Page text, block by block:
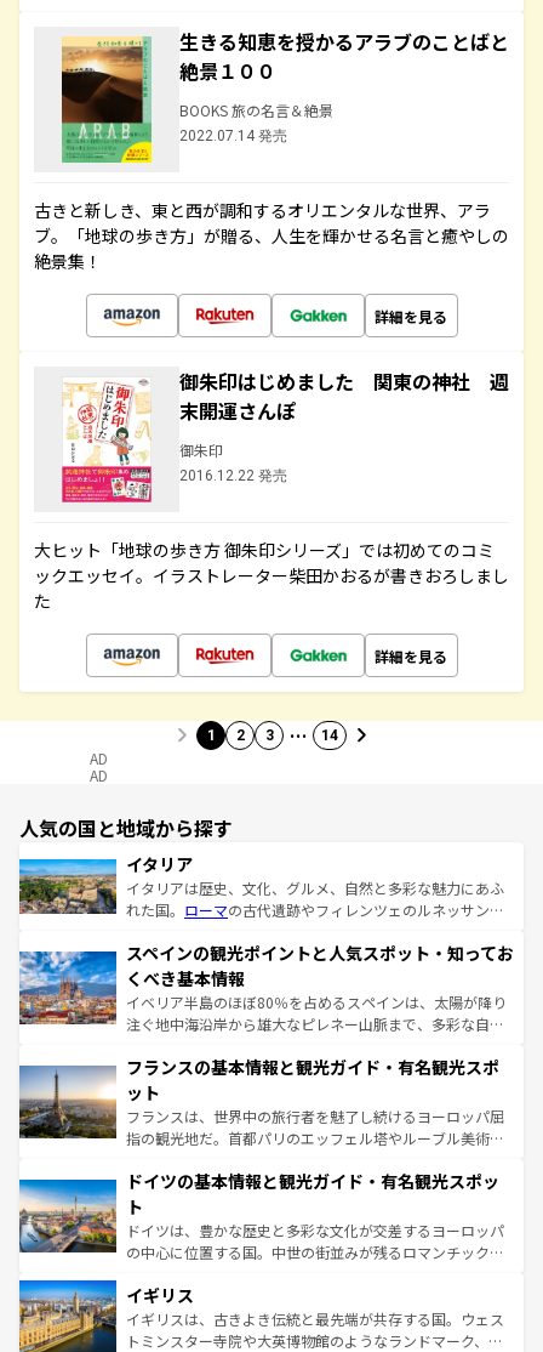
生きる知恵を授かるアラブのことばと
絶景１００
BOOKS 旅の名言＆絶景
2022.07.14 発売
古きと新しき、東と西が調和するオリエンタルな世界、アラ
ブ。「地球の歩き方」が贈る、人生を輝かせる名言と癒やしの
絶景集！
詳細を見る
御朱印はじめました 関東の神社 週
末開運さんぽ
御朱印
2016.12.22 発売
大ヒット「地球の歩き方 御朱印シリーズ」では初めてのコミ
ックエッセイ。イラストレーター柴田かおるが書きおろしまし
た
詳細を見る
1 2 3 … 14
AD
AD
人気の国と地域から探す
イタリア
イタリアは歴史、文化、グルメ、自然と多彩な魅力にあふ
れた国。 ローマの古代遺跡やフィレンツェのルネッサンス
ろん、トスカーナの美しい田園風景やアマルフィ海岸の絶
景など、自然景観も見逃せない。観光の合間には、本場の
ピザやパスタなど、絶品のイタリア料理を堪能することも
できる。朝目覚めてから夜眠るまで、すべての瞬間を楽し
なお、新着のイタリア情報はコンテンツ一覧を参照してほ
しい。
スペインの観光ポイントと人気スポット・知ってお
くべき基本情報
イベリア半島のほぼ80％を占めるスペインは、太陽が降り
注ぐ地中海沿岸から雄大なピレネー山脈まで、多彩な自然
文化が根付くこの国では、情熱的なフラメンコ、熱気あふ
れる闘牛、そして美味しいタパスが生活の一部となってい
る。首都マドリードの洗練された雰囲気や、バルセロナの
アートに溢れた街角から、地方では古代ローマ遺跡や中世
せる。地方によって風土や気候が異なるスペインはその個
ンテンツ一覧 を参照してほしい。
フランスの基本情報と観光ガイド・有名観光スポ
ット
フランスは、世界中の旅行者を魅了し続けるヨーロッパ屈
指の観光地だ。首都パリのエッフェル塔やルーブル美術館
で、幅広い魅力が詰まっている。華麗な宮殿、歴史的な大
聖堂、美しいビーチ、そして豊かな自然が、訪れる者を心
から魅了する。また、フランスは美食の国としても知ら
れ、フランス料理はユネスコ無形文化遺産にも登録されて
香り高いラベンダー畑など、多彩な楽しみ方が可能だ。さ
らに、パリ以外の地域にも魅力が溢れており、どの街角に
も豊かな歴史と文化が息づいている。パリ以外の個性あふ
ドイツの基本情報と観光ガイド・有名観光スポッ
ト
ドイツは、豊かな歴史と多彩な文化が交差するヨーロッパ
の中心に位置する国。中世の街並みが残るロマンチック街
顔を持つこの国は、どこを歩いても飽きることがない。ベ
ルリンの文化的活気、バイエルン州のアルプスの絶景、そ
してライン川沿いのワイン畑といった風景は必見。ビール
イギリス
イギリスは、古きよき伝統と最先端が共存する国。ウェス
トミンスター寺院や大英博物館のようなランドマーク、歴